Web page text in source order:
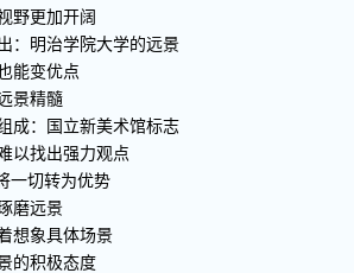
野更加开阔
：明治学院大学的远景
能变优点
景精髓
成：国立新美术馆标志
以找出强力观点
一切转为优势
磨远景
想象具体场景
的积极态度